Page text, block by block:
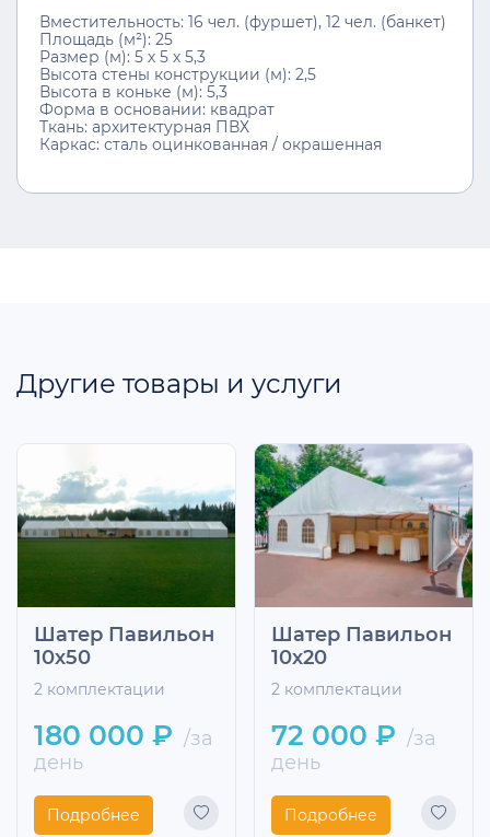
Вместительность: 16 чел. (фуршет), 12 чел. (банкет)
Площадь (м²): 25
Размер (м): 5 х 5 х 5,3
Высота стены конструкции (м): 2,5
Высота в коньке (м): 5,3
Форма в основании: квадрат
Ткань: архитектурная ПВХ
Каркас: сталь оцинкованная / окрашенная
Другие товары и услуги
Шатер Павильон
10х50
2 комплектации
180 000 ₽ /за
день
Подробнее
Шатер Павильон
10х20
2 комплектации
72 000 ₽ /за
день
Подробнее